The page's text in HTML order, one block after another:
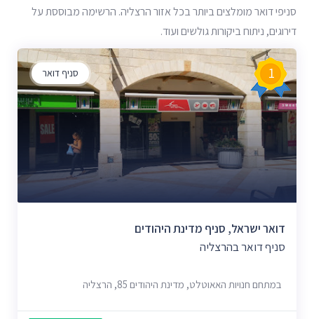
סניפי דואר מומלצים ביותר בכל אזור הרצליה. הרשימה מבוססת על
דירוגים, ניתוח ביקורות גולשים ועוד.
סניף דואר 1
דואר ישראל, סניף מדינת היהודים
סניף דואר בהרצליה
במתחם חנויות האאוטלט, מדינת היהודים 85, הרצליה